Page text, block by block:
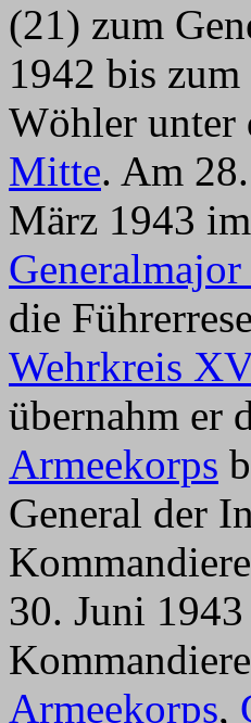
(21) zum
1942 bis
Wöhler unter
Mitte. Am
März 1943
die
Wehrkreis
übernahm er
Armeekorps
General der
30. Juni
Armeekorps,